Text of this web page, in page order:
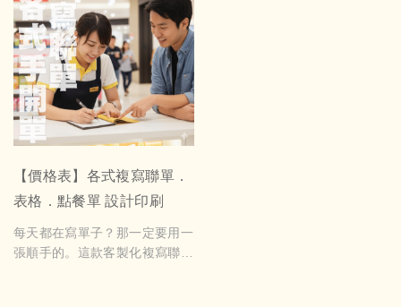
天印新菜單、不用堆滿廢紙。視
覺清晰、耐用度高，無論飲料
店、早餐店或市集攤位，都能長
期使用、環保又實用。
A3 300P/400P 銅西卡雙面印刷
10張1340元 20張1800元 30張
2320元 40張2820元 以上價格
包含上亮膜
價250元，上亮膜每10張300
元，雙面亮膜基本價400元)
如需美編設計歡迎洽詢
【價格表】各式複寫聯單．
表格．點餐單 設計印刷
每天都在寫單子？那一定要用一
張順手的。這款客製化複寫聯